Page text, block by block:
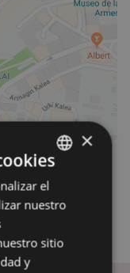
BASQUE
SPANISH
×
el
nuestro
sitio
y